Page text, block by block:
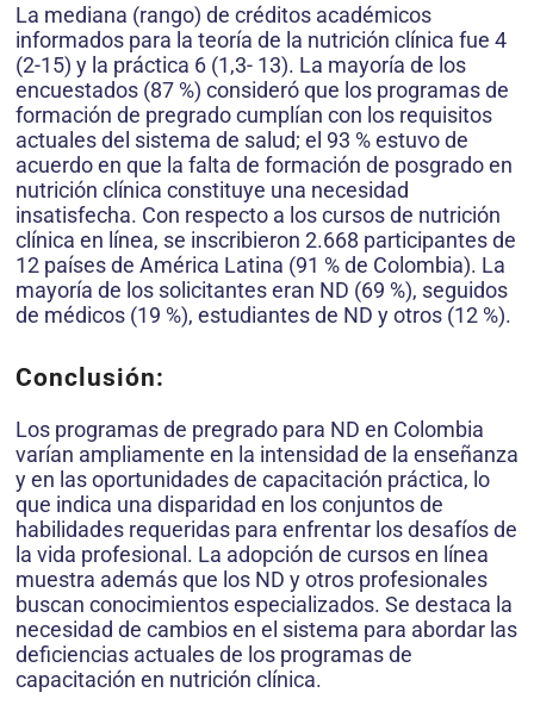
La mediana (rango) de créditos académicos
informados para la teoría de la nutrición clínica fue 4
(2-15) y la práctica 6 (1,3- 13). La mayoría de los
encuestados (87 %) consideró que los programas de
formación de pregrado cumplían con los requisitos
actuales del sistema de salud; el 93 % estuvo de
acuerdo en que la falta de formación de posgrado en
nutrición clínica constituye una necesidad
insatisfecha. Con respecto a los cursos de nutrición
clínica en línea, se inscribieron 2.668 participantes de
12 países de América Latina (91 % de Colombia). La
mayoría de los solicitantes eran ND (69 %), seguidos
de médicos (19 %), estudiantes de ND y otros (12 %).
Conclusión:
Los programas de pregrado para ND en Colombia
varían ampliamente en la intensidad de la enseñanza
y en las oportunidades de capacitación práctica, lo
que indica una disparidad en los conjuntos de
habilidades requeridas para enfrentar los desafíos de
la vida profesional. La adopción de cursos en línea
muestra además que los ND y otros profesionales
buscan conocimientos especializados. Se destaca la
necesidad de cambios en el sistema para abordar las
deficiencias actuales de los programas de
capacitación en nutrición clínica.